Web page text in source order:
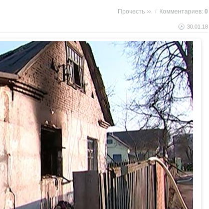
Прочесть / Комментариев: 0
30.01.18